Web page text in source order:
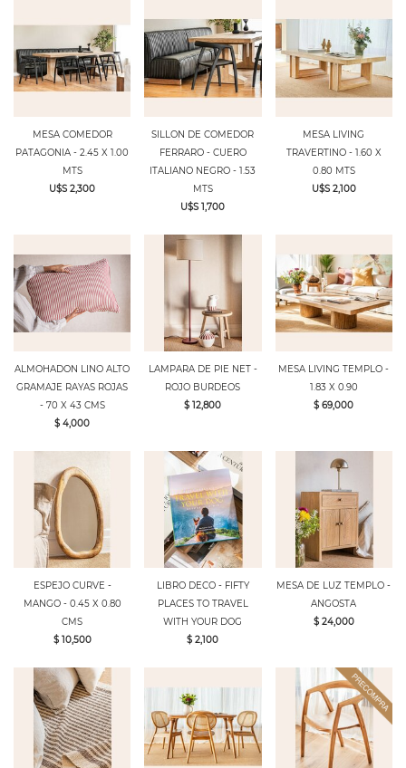
MESA COMEDOR
PATAGONIA - 2.45 X 1.00
MTS
U$S 2,300
SILLON DE COMEDOR
FERRARO - CUERO
ITALIANO NEGRO - 1.53
MTS
U$S 1,700
MESA LIVING
TRAVERTINO - 1.60 X
0.80 MTS
U$S 2,100
ALMOHADON LINO ALTO
GRAMAJE RAYAS ROJAS
- 70 X 43 CMS
$ 4,000
LAMPARA DE PIE NET -
ROJO BURDEOS
$ 12,800
MESA LIVING TEMPLO -
1.83 X 0.90
$ 69,000
ESPEJO CURVE -
MANGO - 0.45 X 0.80
CMS
$ 10,500
LIBRO DECO - FIFTY
PLACES TO TRAVEL
WITH YOUR DOG
$ 2,100
MESA DE LUZ TEMPLO -
ANGOSTA
$ 24,000